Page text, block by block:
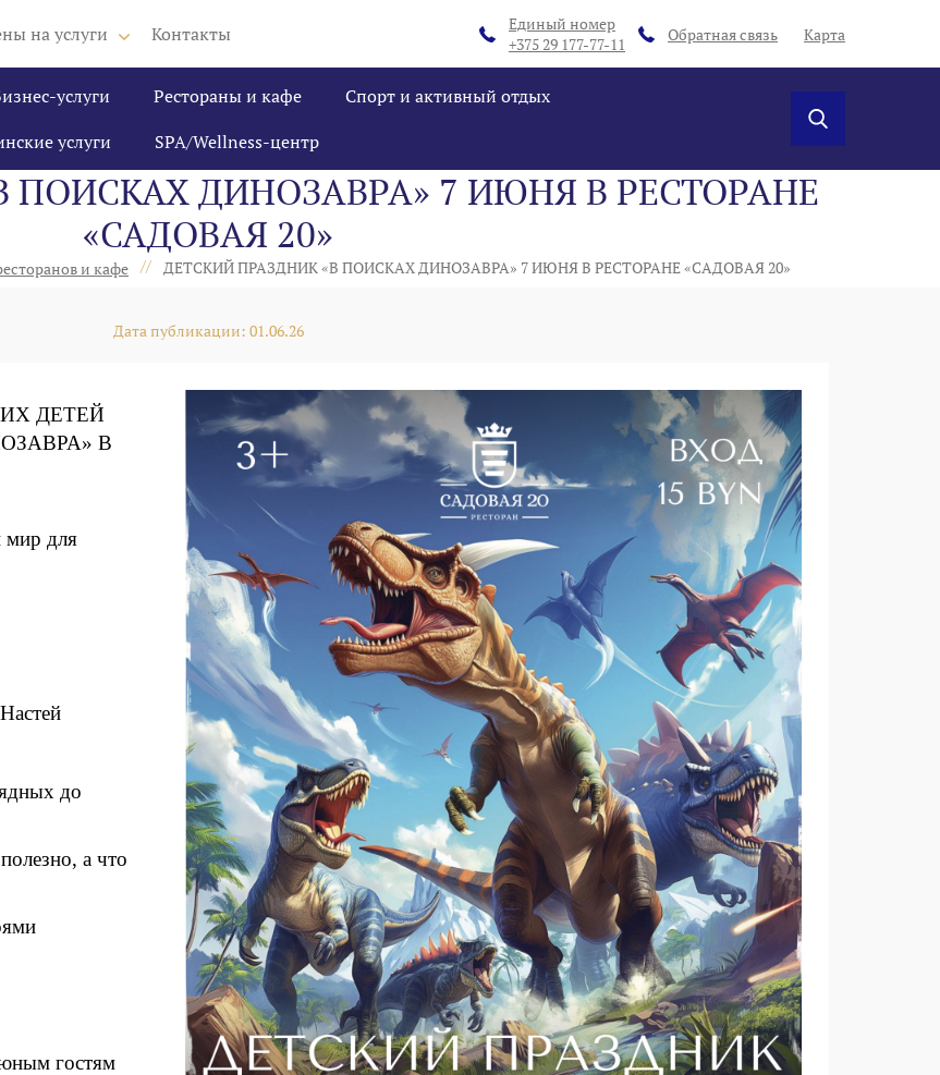
на услуги Контакты
Единый номер
+375 29 177-77-11
Обратная связь Карта
услуги Рестораны и кафе
Спорт и активный отдых
услуги SPA/Wellness-центр
ПОИСКАХ ДИНОЗАВРА» 7 ИЮНЯ В РЕСТОРАНЕ
«САДОВАЯ 20»
и кафе // ДЕТСКИЙ ПРАЗДНИК «В ПОИСКАХ ДИНОЗАВРА» 7 ИЮНЯ В РЕСТОРАНЕ «САДОВАЯ 20»
Дата публикации: 01.06.26
ДЕТЕЙ
В
мир для
до
а что
гостям